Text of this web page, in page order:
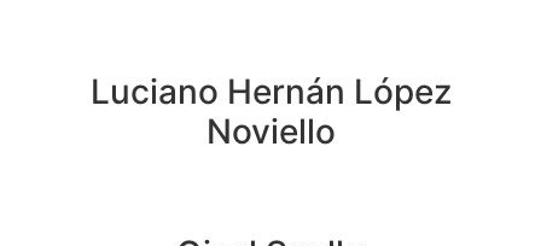
Luciano Hernán López
Noviello